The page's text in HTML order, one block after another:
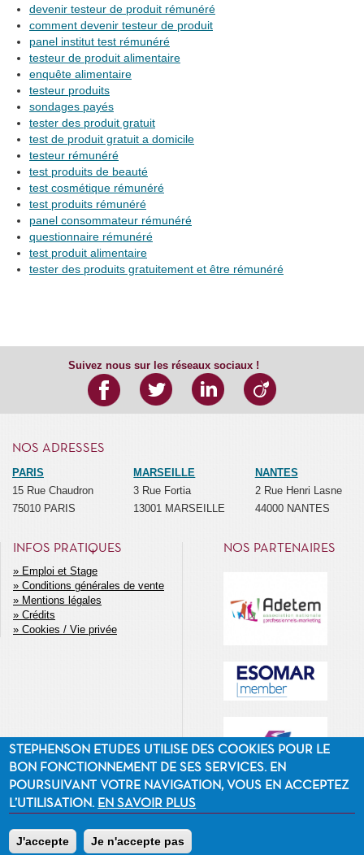
devenir testeur de produit rémunéré
comment devenir testeur de produit
panel institut test rémunéré
testeur de produit alimentaire
enquête alimentaire
testeur produits
sondages payés
tester des produit gratuit
test de produit gratuit a domicile
testeur rémunéré
test produits de beauté
test cosmétique rémunéré
test produits rémunéré
panel consommateur rémunéré
questionnaire rémunéré
test produit alimentaire
tester des produits gratuitement et être rémunéré
Suivez nous sur les réseaux sociaux !
NOS ADRESSES
PARIS
15 Rue Chaudron
75010 PARIS
MARSEILLE
3 Rue Fortia
13001 MARSEILLE
NANTES
2 Rue Henri Lasne
44000 NANTES
INFOS PRATIQUES
MENU
SECONDAIRE
Emploi et Stage
Conditions générales de vente
Mentions légales
Crédits
Cookies / Vie privée
NOS PARTENAIRES
©2014 Stephenson Etudes
STEPHENSON ETUDES UTILISE DES COOKIES POUR LE
BON FONCTIONNEMENT DE SES SERVICES. EN
POURSUIVANT VOTRE NAVIGATION, VOUS EN ACCEPTEZ
L’UTILISATION. EN SAVOIR PLUS
J'accepte Je n'accepte pas